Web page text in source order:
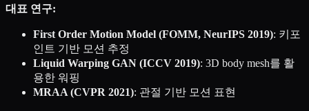
대표 연구:
First Order Motion Model (FOMM, NeurIPS 2019): 키포
인트 기반 모션 추정
Liquid Warping GAN (ICCV 2019): 3D body mesh를 활
용한 워핑
MRAA (CVPR 2021): 관절 기반 모션 표현